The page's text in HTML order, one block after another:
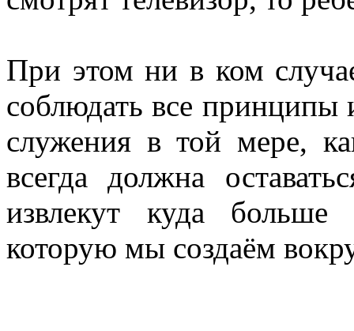
При этом ни в ком
соблюдать все принципы
служения в той мере,
всегда должна
извлекут куда
которую мы создаём